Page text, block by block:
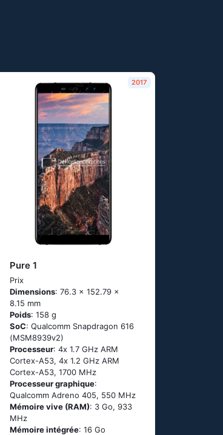
2017
Pure 1
Prix
Dimensions: 76.3 x 152.79 x
8.15 mm
Poids: 158 g
SoC: Quаlсоmm Snарdrаgоn 616
(МSМ8939v2)
Processeur: 4х 1.7 GНz АRМ
Соrtех-А53, 4х 1.2 GНz АRМ
Соrtех-А53, 1700 MHz
Processeur graphique:
Qualcomm Adreno 405, 550 MHz
Mémoire vive (RAM): 3 Go, 933
MHz
Mémoire intégrée: 16 Go